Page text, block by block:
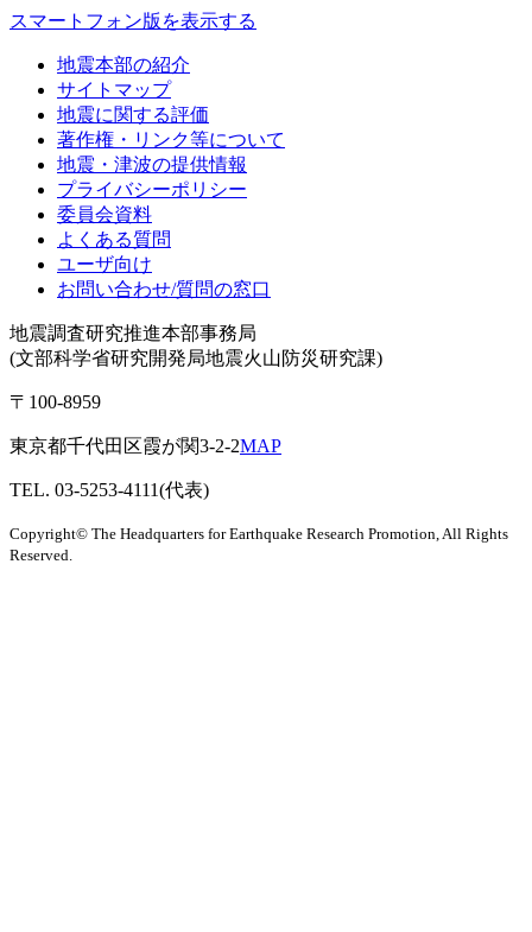
スマートフォン版を表示する
地震本部の紹介
サイトマップ
地震に関する評価
著作権・リンク等について
地震・津波の提供情報
プライバシーポリシー
委員会資料
よくある質問
ユーザ向け
お問い合わせ/質問の窓口
地震調査研究推進本部事務局
(文部科学省研究開発局地震火山防災研究課)
〒100-8959
東京都千代田区霞が関3-2-2MAP
TEL. 03-5253-4111(代表)
Copyright© The Headquarters for Earthquake Research Promotion, All Rights
Reserved.